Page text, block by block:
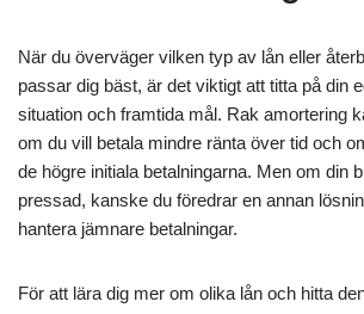
När du överväger vilken typ av lån eller
passar dig bäst, är det viktigt att titta på din
situation och framtida mål. Rak amortering
om du vill betala mindre ränta över tid och
de högre initiala betalningarna. Men om din
pressad, kanske du föredrar en annan
hantera jämnare betalningar.
För att lära dig mer om olika lån och hitta